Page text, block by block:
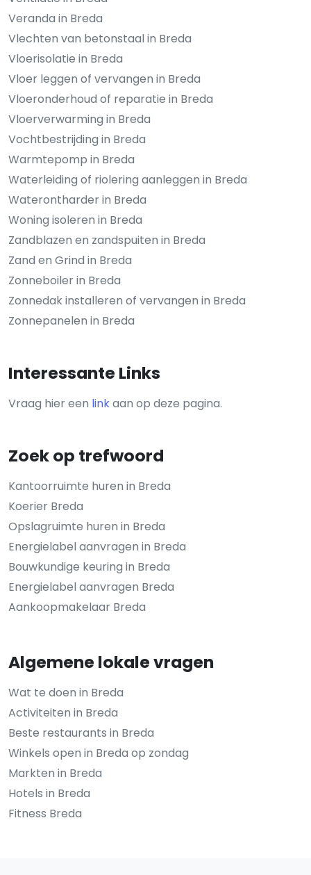
Veranda in Breda
Vlechten van betonstaal in Breda
Vloerisolatie in Breda
Vloer leggen of vervangen in Breda
Vloeronderhoud of reparatie in Breda
Vloerverwarming in Breda
Vochtbestrijding in Breda
Warmtepomp in Breda
Waterleiding of riolering aanleggen in Breda
Waterontharder in Breda
Woning isoleren in Breda
Zandblazen en zandspuiten in Breda
Zand en Grind in Breda
Zonneboiler in Breda
Zonnedak installeren of vervangen in Breda
Zonnepanelen in Breda
Interessante Links
Vraag hier een linkaan op deze pagina.
Zoek op trefwoord
Kantoorruimte huren in Breda
Koerier Breda
Opslagruimte huren in Breda
Energielabel aanvragen in Breda
Bouwkundige keuring in Breda
Energielabel aanvragen Breda
Aankoopmakelaar Breda
Algemene lokale vragen
Wat te doen in Breda
Activiteiten in Breda
Beste restaurants in Breda
Winkels open in Breda op zondag
Markten in Breda
Hotels in Breda
Fitness Breda